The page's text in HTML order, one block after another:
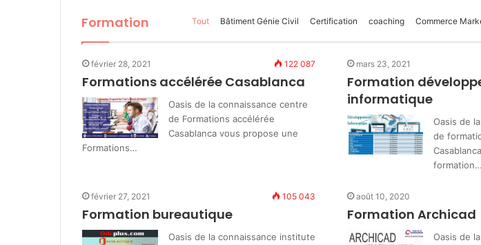
Formation Tout Bâtiment Génie Civil Certification coaching Commerce
février 28, 2021 122 087
Formations accélérée Casablanca
Oasis de la connaissance centre
de Formations accélérée
Casablanca vous propose une
Formations…
mars 23, 2021
Formation
informatique
Oasis de
de
formation…
février 27, 2021 105 043
Formation bureautique
Oasis de la connaissance institute
août 10, 2020
Formation Archicad
Oasis de